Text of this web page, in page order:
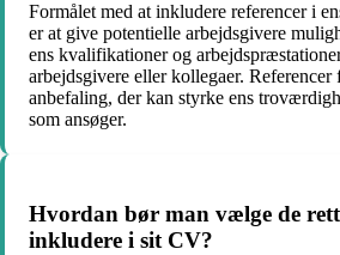
Formålet med at inkludere referencer i
er at give potentielle arbejdsgivere
ens kvalifikationer og
arbejdsgivere eller kollegaer. Referencer
anbefaling, der kan styrke ens
som ansøger.
Hvordan bør man vælge de
inkludere i sit CV?